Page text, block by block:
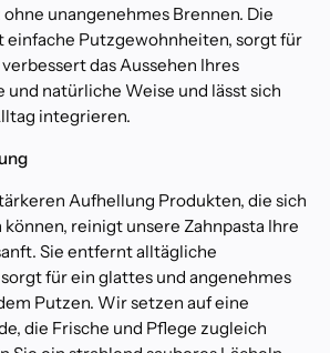
unangenehmes Brennen. Die
Putzgewohnheiten, sorgt für
das Aussehen Ihres
und natürliche Weise und lässt sich
integrieren.
Aufhellung Produkten, die sich
reinigt unsere Zahnpasta Ihre
Sie entfernt alltägliche
für ein glattes und angenehmes
Putzen. Wir setzen auf eine
die Frische und Pflege zugleich
u
m
s
i
c
m
m
e
r
m
e
h